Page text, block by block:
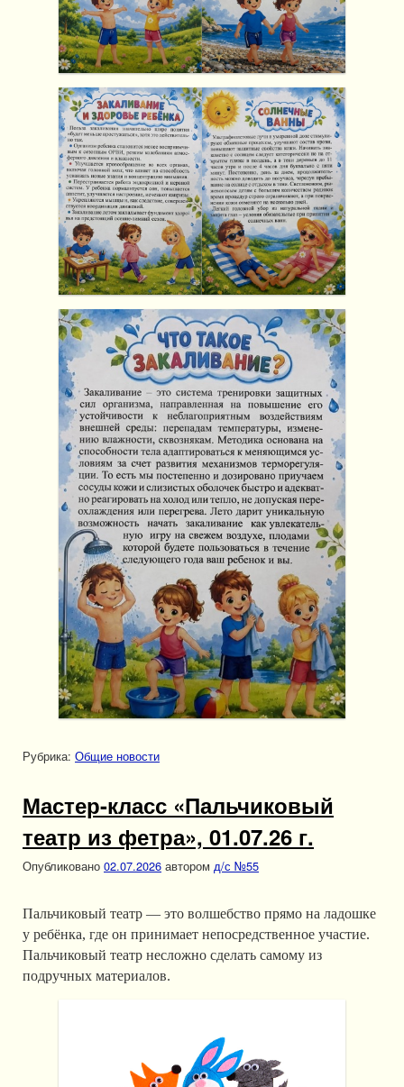
Рубрика: Общие новости
Мастер-класс «Пальчиковый
театр из фетра», 01.07.26 г.
Опубликовано 02.07.2026 автором д/с №55
Пальчиковый театр — это волшебство прямо на ладошке
у ребёнка, где он принимает непосредственное участие.
Пальчиковый театр несложно сделать самому из
подручных материалов.